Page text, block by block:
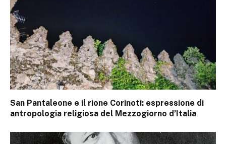
San Pantaleone e il rione Corinoti: espressione di
antropologia religiosa del Mezzogiorno d’Italia